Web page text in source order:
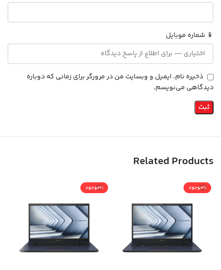
📱 شماره موبایل
ذخیره نام، ایمیل و وبسایت من در مرورگر برای زمانی که دوباره
دیدگاهی می‌نویسم.
Related Products
ناموجود ناموجود